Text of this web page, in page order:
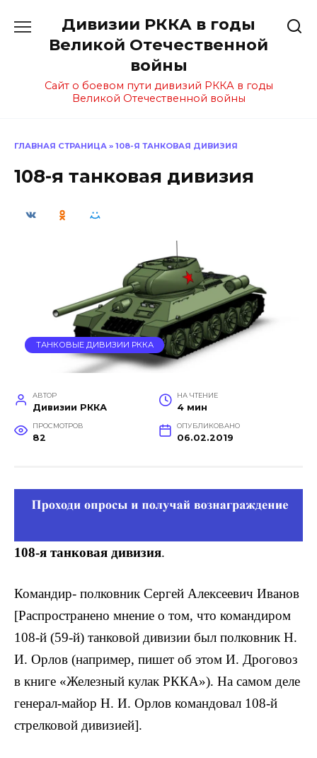
содержанию
Дивизии РККА в годы
Великой Отечественной
войны
Сайт о боевом пути дивизий РККА в годы
Великой Отечественной войны
ГЛАВНАЯ СТРАНИЦА » 108-Я ТАНКОВАЯ ДИВИЗИЯ
108-я танковая дивизия
ТАНКОВЫЕ ДИВИЗИИ РККА
АВТОР
Дивизии РККА
НА ЧТЕНИЕ
4 мин
ПРОСМОТРОВ
82
ОПУБЛИКОВАНО
06.02.2019
108-я танковая дивизия.
Командир- полковник Сергей Алексеевич Иванов
[Распространено мнение о том, что командиром
108-й (59-й) танковой дивизии был полковник Н.
И. Орлов (например, пишет об этом И. Дроговоз
в книге «Железный кулак РККА»). На самом деле
генерал-майор Н. И. Орлов командовал 108-й
стрелковой дивизией].